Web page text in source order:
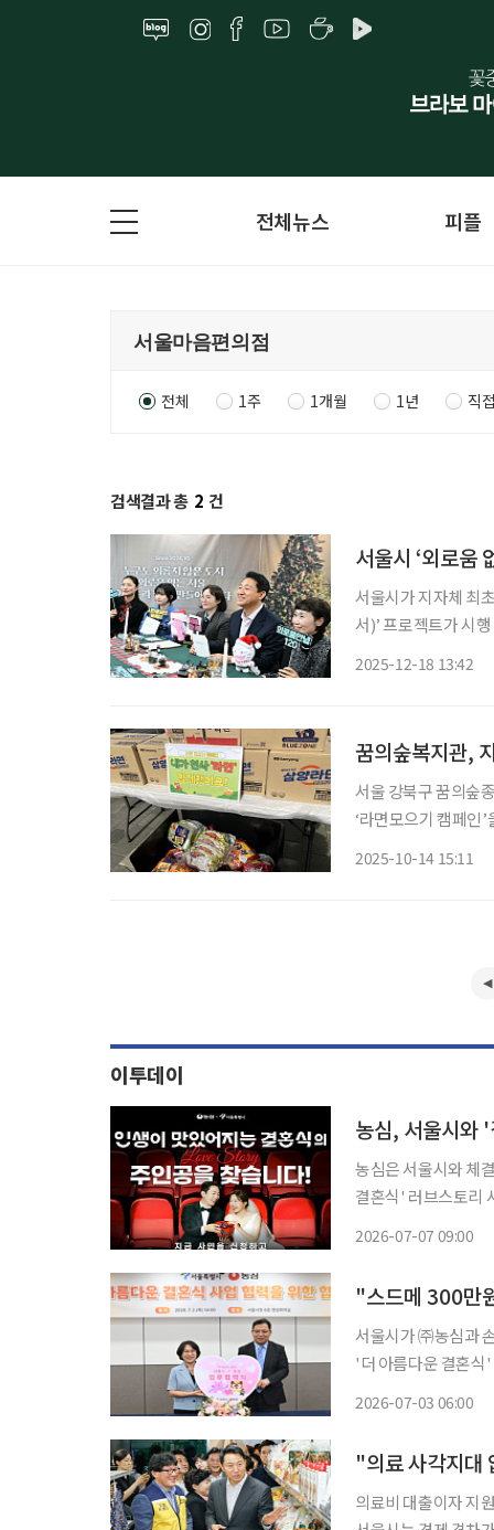
전체뉴스 피플
전체 1주 1개월 1년 직
검색결과 총 2 건
서울시 ‘외로움
서울시가 지자체 최
서)’ 프로젝트가 시
2025-12-18 13:42
꿈의숲복지관,
서울 강북구 꿈의숲
‘라면모으기 캠페인
2025-10-14 15:11
이투데이
농심, 서울시와
농심은 서울시와 체
결혼식' 러브스토리 사연 공모를
2026-07-07 09:00
"스드메 300만
서울시가 ㈜농심과 손잡
'더 아름다운 결혼식
2026-07-03 06:00
의료비 대출이자 지